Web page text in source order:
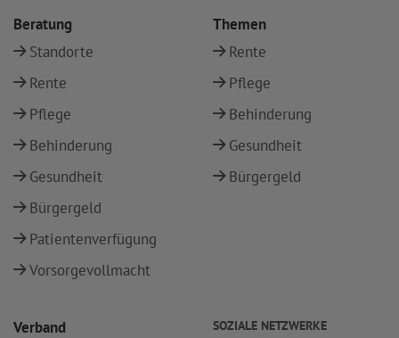
Beratung
Standorte
Rente
Pflege
Behinderung
Gesundheit
Bürgergeld
Patientenverfügung
Vorsorgevollmacht
Themen
Rente
Pflege
Behinderung
Gesundheit
Bürgergeld
Verband SOZIALE NETZWERKE